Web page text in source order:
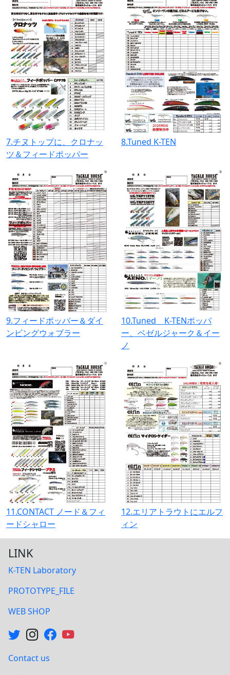
7.チヌトップに、クロナッ
ツ＆フィードポッパー
8.Tuned K-TEN
9.フィードポッパー＆ダイ
ンビングウォブラー
10.Tuned K-TENポッパ
ー、ベゼルジャーク＆イー
ノ
11.CONTACT ノード＆フィ
ードシャロー
12.エリアトラウトにエルフ
ィン
LINK
K-TEN Laboratory
PROTOTYPE_FILE
WEB SHOP
Contact us